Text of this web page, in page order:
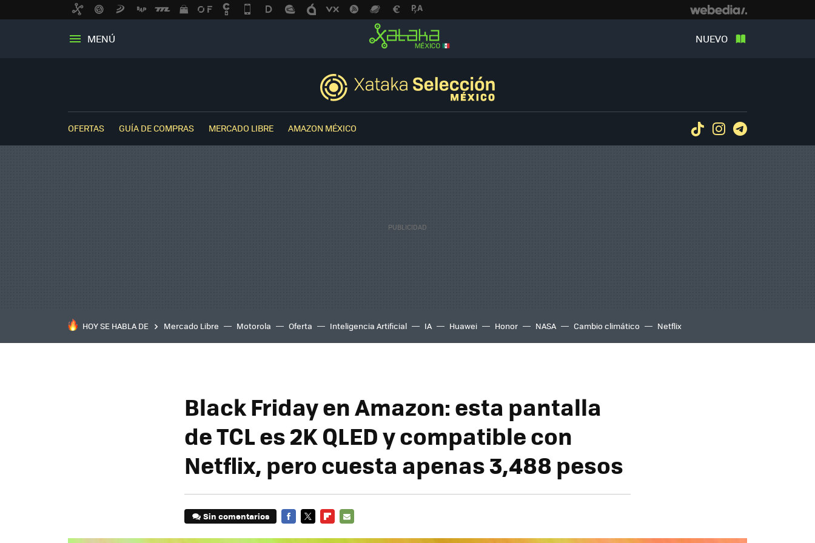
MENÚ NUEVO
OFERTAS GUÍA DE COMPRAS MERCADO LIBRE AMAZON MÉXICO TiktokInstagram
HOY SE HABLA DE Mercado Libre Motorola Oferta Inteligencia Artificial IA Huawei Honor NASA Cambio climático Netflix
Black Friday en Amazon: esta pantalla
de TCL es 2K QLED y compatible con
Netflix, pero cuesta apenas 3,488 pesos
Sin comentarios